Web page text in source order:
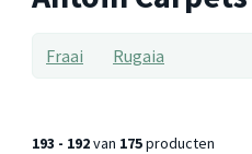
Fraai Rugaia
193 - 192van 175producten